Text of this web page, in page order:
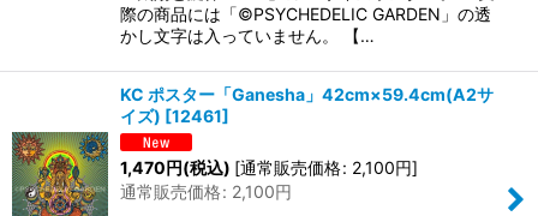
際の商品には「©PSYCHEDELIC GARDEN」の透
かし文字は入っていません。 【…
KC ポスター「Ganesha」42cm×59.4cm(A2サ
イズ) [12461]
1,470円(税込) [通常販売価格: 2,100円]
通常販売価格: 2,100円